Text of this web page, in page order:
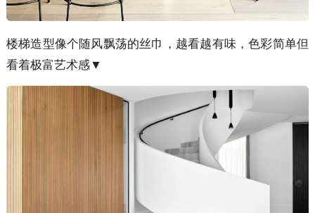
楼梯造型像个随风飘荡的丝巾，越看越有味，色彩简单但
看着极富艺术感▼